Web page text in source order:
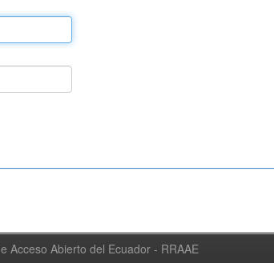
Acceso Abierto del Ecuador - RRAAE